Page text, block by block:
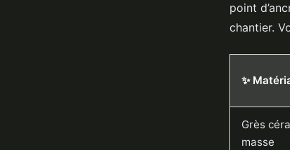
point
chantier.
✨
Grès
masse